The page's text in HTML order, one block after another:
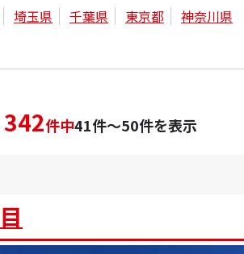
埼玉県 千葉県 東京都 神奈川県
342件中41件～50件を表示